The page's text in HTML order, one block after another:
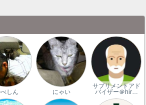
しん にゃい
サプリメントアド
バイザー＠hir…